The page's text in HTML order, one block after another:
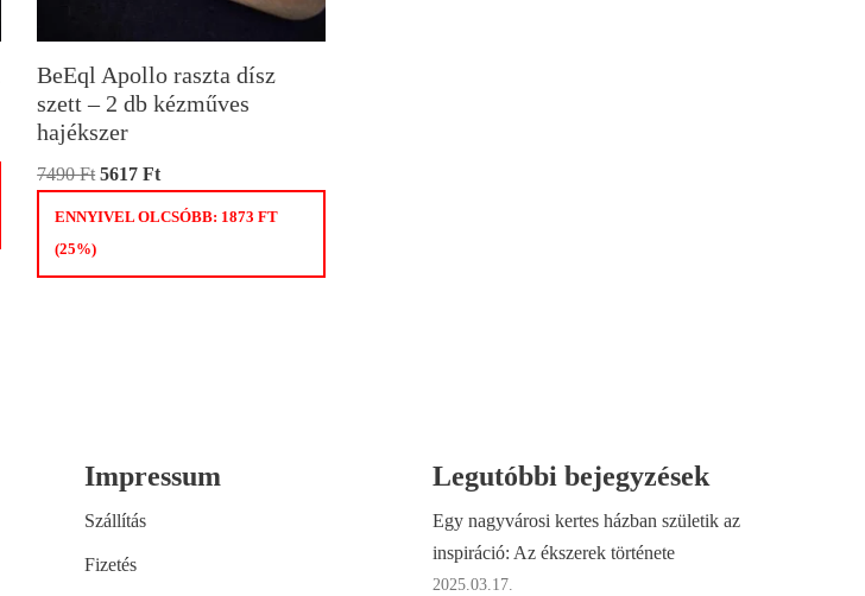
BeEql Apollo raszta dísz
szett – 2 db kézműves
hajékszer
7490Ft 5617Ft
ENNYIVEL OLCSÓBB: 1873FT
(25%)
Impressum
Szállítás
Fizetés
Legutóbbi bejegyzések
Egy nagyvárosi kertes házban születik az
inspiráció: Az ékszerek története
2025.03.17.